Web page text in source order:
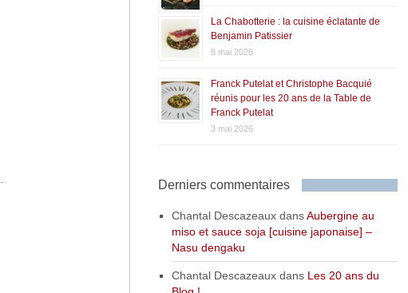
La Chabotterie : la cuisine éclatante de
Benjamin Patissier
8 mai 2026
Franck Putelat et Christophe Bacquié
réunis pour les 20 ans de la Table de
Franck Putelat
3 mai 2026
Derniers commentaires
Chantal DescazeauxdansAubergine au
miso et sauce soja [cuisine japonaise] –
Nasu dengaku
Chantal Descazeauxdans Les 20 ans du